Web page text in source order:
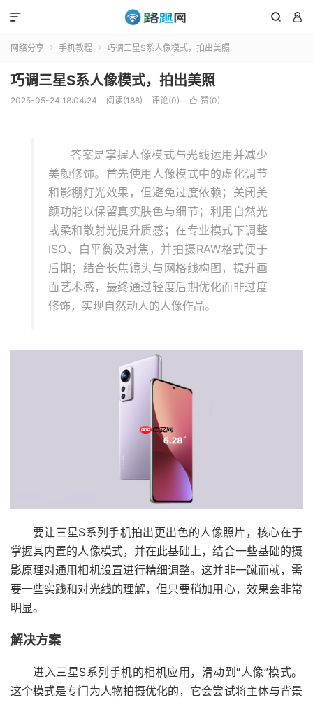
 

网络分享  手机教程  巧调三星S系人像模式，拍出美照
巧调三星S系人像模式，拍出美照
2025-05-24 18:04:24 阅读(188) 评论(0)  赞(0)
答案是掌握人像模式与光线运用并减少
美颜修饰。首先使用人像模式中的虚化调节
和影棚灯光效果，但避免过度依赖；关闭美
颜功能以保留真实肤色与细节；利用自然光
或柔和散射光提升质感；在专业模式下调整
ISO、白平衡及对焦，并拍摄RAW格式便于
后期；结合长焦镜头与网格线构图，提升画
面艺术感，最终通过轻度后期优化而非过度
修饰，实现自然动人的人像作品。
要让三星S系列手机拍出更出色的人像照片，核心在于
掌握其内置的人像模式，并在此基础上，结合一些基础的摄
影原理对通用相机设置进行精细调整。这并非一蹴而就，需
要一些实践和对光线的理解，但只要稍加用心，效果会非常
明显。
解决方案
进入三星S系列手机的相机应用，滑动到“人像”模式。
这个模式是专门为人物拍摄优化的，它会尝试将主体与背景